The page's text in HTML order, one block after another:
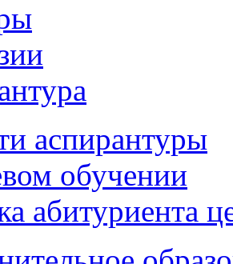
аспирантуры
обучении
абитуриента